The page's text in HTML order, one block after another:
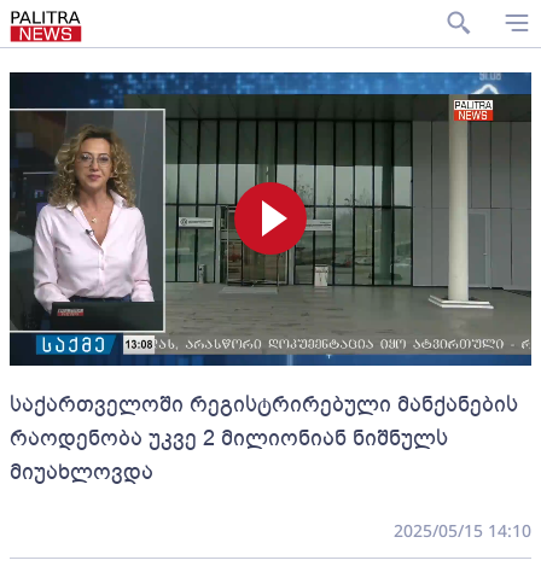
საქართველოში რეგისტრირებული მანქანების
რაოდენობა უკვე 2 მილიონიან ნიშნულს
მიუახლოვდა
2025/05/15 14:10